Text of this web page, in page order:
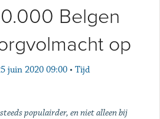
Belgen
op
juin 2020 09:00 • Tijd
populairder, en niet alleen bij